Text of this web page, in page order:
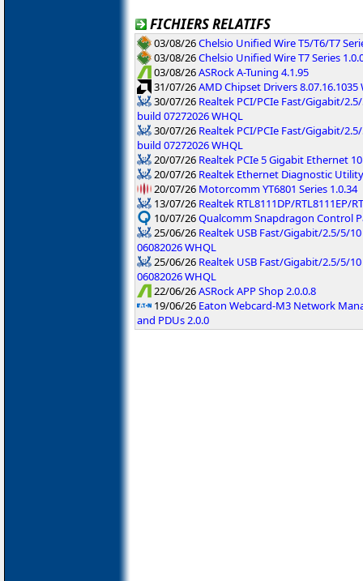
FICHIERS RELATIFS
03/08/26Chelsio Unified Wire T5/T6/T7
03/08/26Chelsio Unified Wire T7 Series
03/08/26ASRock A-Tuning 4.1.95
31/07/26AMD Chipset Drivers 8.07.16.1035
30/07/26 Realtek PCI/PCIe Fast/Gigabit/
build 07272026 WHQL
30/07/26 Realtek PCI/PCIe Fast/Gigabit/
build 07272026 WHQL
20/07/26 Realtek PCIe 5 Gigabit Ethernet
20/07/26 Realtek Ethernet Diagnostic
20/07/26 Motorcomm YT6801 Series 1.0.34
13/07/26 Realtek RTL8111DP/RTL8111EP/
10/07/26Qualcomm Snapdragon Control
25/06/26 Realtek USB Fast/Gigabit/2.5/5/
06082026 WHQL
25/06/26 Realtek USB Fast/Gigabit/2.5/5/
06082026 WHQL
22/06/26ASRock APP Shop 2.0.0.8
19/06/26 Eaton Webcard-M3 Network
and PDUs 2.0.0